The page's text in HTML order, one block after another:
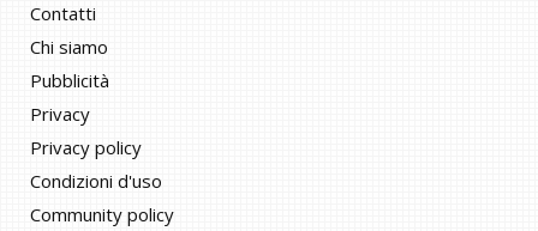
Contatti
Chi siamo
Pubblicità
Privacy
Privacy policy
Condizioni d'uso
Community policy